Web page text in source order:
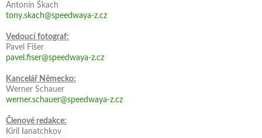
Antonín Škach
tony.skach@speedwaya-z.cz
Vedoucí fotograf:
Pavel Fišer
pavel.fiser@speedwaya-z.cz
Kancelář Německo:
Werner Schauer
werner.schauer@speedwaya-z.cz
Členové redakce:
Kiril Ianatchkov